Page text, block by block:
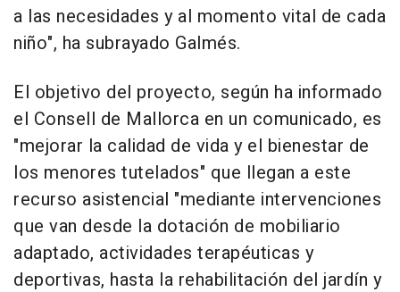
a las necesidades y al momento vital de cada
niño", ha subrayado Galmés.
El objetivo del proyecto, según ha informado
el Consell de Mallorca en un comunicado, es
"mejorar la calidad de vida y el bienestar de
los menores tutelados" que llegan a este
recurso asistencial "mediante intervenciones
que van desde la dotación de mobiliario
adaptado, actividades terapéuticas y
deportivas, hasta la rehabilitación del jardín y